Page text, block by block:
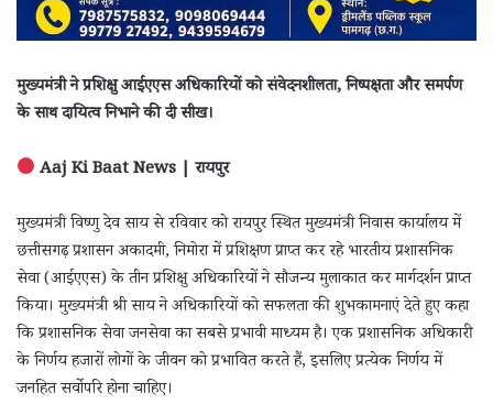
मुख्यमंत्री ने प्रशिक्षु आईएएस अधिकारियों को संवेदनशीलता, निष्पक्षता और समर्पण
के साथ दायित्व निभाने की दी सीख।
Aaj Ki Baat News | रायपुर
मुख्यमंत्री विष्णु देव साय से रविवार को रायपुर स्थित मुख्यमंत्री निवास कार्यालय में
छत्तीसगढ़ प्रशासन अकादमी, निमोरा में प्रशिक्षण प्राप्त कर रहे भारतीय प्रशासनिक
सेवा (आईएएस) के तीन प्रशिक्षु अधिकारियों ने सौजन्य मुलाकात कर मार्गदर्शन प्राप्त
किया। मुख्यमंत्री श्री साय ने अधिकारियों को सफलता की शुभकामनाएं देते हुए कहा
कि प्रशासनिक सेवा जनसेवा का सबसे प्रभावी माध्यम है। एक प्रशासनिक अधिकारी
के निर्णय हजारों लोगों के जीवन को प्रभावित करते हैं, इसलिए प्रत्येक निर्णय में
जनहित सर्वोपरि होना चाहिए।